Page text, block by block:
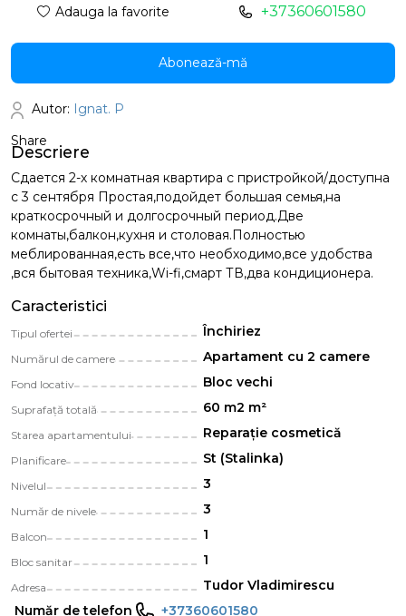
Descriere
Сдается 2-х комнатная квартира с пристройкой/доступна
с 3 сентября Простая,подойдет большая семья,на
краткосрочный и долгосрочный период.Две
комнаты,балкон,кухня и столовая.Полностью
меблированная,есть все,что необходимо,все удобства
,вся бытовая техника,Wi-fi,смарт ТВ,два кондиционера.
Caracteristici
Tipul ofertei Închiriez
Numărul de camere Apartament cu 2 camere
Fond locativ Bloc vechi
Suprafață totală 60 m2 m²
Starea apartamentului Reparație cosmetică
Planificare St (Stalinka)
Nivelul 3
Număr de nivele 3
Balcon 1
Bloc sanitar 1
Adresa
Tudor Vladimirescu
Număr de telefon
+37360601580
Adauga la favorite +37360601580
Abonează-mă
Autor: Ignat. P
Share